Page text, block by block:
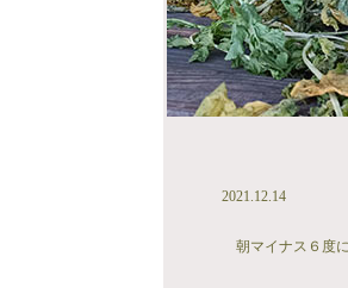
2021.12.14
朝マイナス６度に